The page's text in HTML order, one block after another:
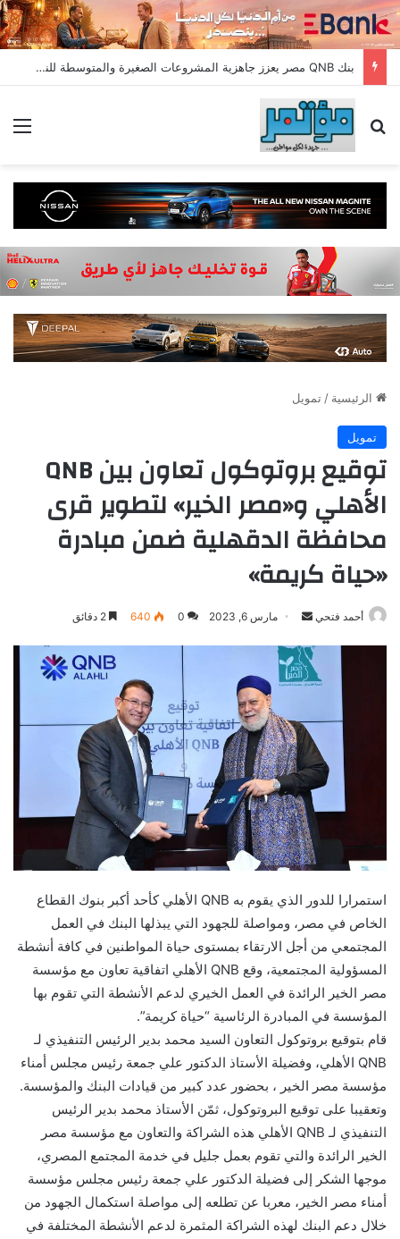
بنك QNB مصر يعزز جاهزية المشروعات الصغيرة والمتوسطة للنمو والتوسع من خلال برنامج أبطال المشروعات الصغيرة والمتوسطة
بحث عن
الرئيسية / تمويل
تمويل
توقيع بروتوكول تعاون بين QNB
الأهلي و«مصر الخير» لتطوير قرى
محافظة الدقهلية ضمن مبادرة
«حياة كريمة»
أحمد فتحي
أرسل
إلكترونيا
مارس 6, 2023 0
640
استمرارا للدور الذي يقوم به QNB الأهلي كأحد أكبر بنوك القطاع
الخاص في مصر، ومواصلة للجهود التي يبذلها البنك في العمل
المجتمعي من أجل الارتقاء بمستوى حياة المواطنين في كافة أنشطة
المسؤولية المجتمعية، وقع QNB الأهلي اتفاقية تعاون مع مؤسسة
مصر الخير الرائدة في العمل الخيري لدعم الأنشطة التي تقوم بها
المؤسسة في المبادرة الرئاسية “حياة كريمة”.
قام بتوقيع بروتوكول التعاون السيد محمد بدير الرئيس التنفيذي لـ
QNB الأهلي، وفضيلة الأستاذ الدكتور علي جمعة رئيس مجلس أمناء
مؤسسة مصر الخير ، بحضور عدد كبير من قيادات البنك والمؤسسة.
وتعقيبا على توقيع البروتوكول، ثمّن الأستاذ محمد بدير الرئيس
التنفيذي لـ QNB الأهلي هذه الشراكة والتعاون مع مؤسسة مصر
الخير الرائدة والتي تقوم بعمل جليل في خدمة المجتمع المصري،
موجها الشكر إلى فضيلة الدكتور علي جمعة رئيس مجلس مؤسسة
أمناء مصر الخير، معربا عن تطلعه إلى مواصلة استكمال الجهود من
خلال دعم البنك لهذه الشراكة المثمرة لدعم الأنشطة المختلفة في